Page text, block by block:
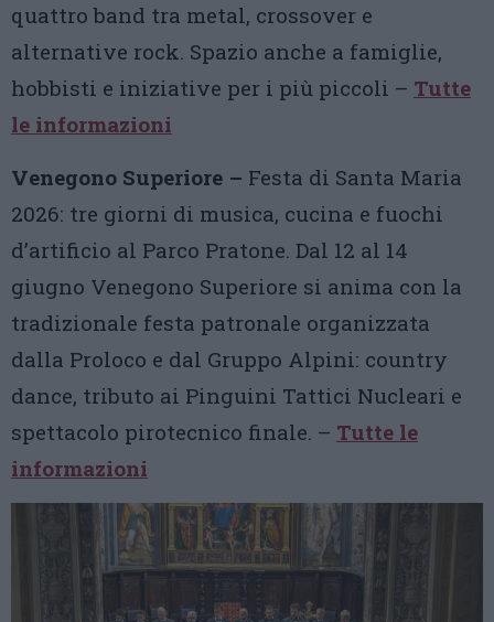
quattro band tra metal, crossover e
alternative rock. Spazio anche a famiglie,
hobbisti e iniziative per i più piccoli – Tutte
le informazioni
Venegono Superiore – Festa di Santa Maria
2026: tre giorni di musica, cucina e fuochi
d’artificio al Parco Pratone. Dal 12 al 14
giugno Venegono Superiore si anima con la
tradizionale festa patronale organizzata
dalla Proloco e dal Gruppo Alpini: country
dance, tributo ai Pinguini Tattici Nucleari e
spettacolo pirotecnico finale. – Tutte le
informazioni